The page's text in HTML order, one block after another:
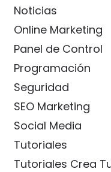
Noticias
Online Marketing
Panel de Control
Programación
Seguridad
SEO Marketing
Social Media
Tutoriales
Tutoriales Crea